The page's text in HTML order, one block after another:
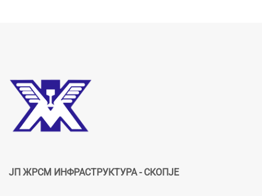
ЈП ЖРСМ ИНФРАСТРУКТУРА - СКОПЈЕ